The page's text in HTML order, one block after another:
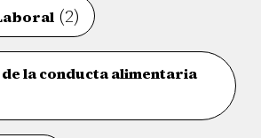
(2)
la conducta alimentaria